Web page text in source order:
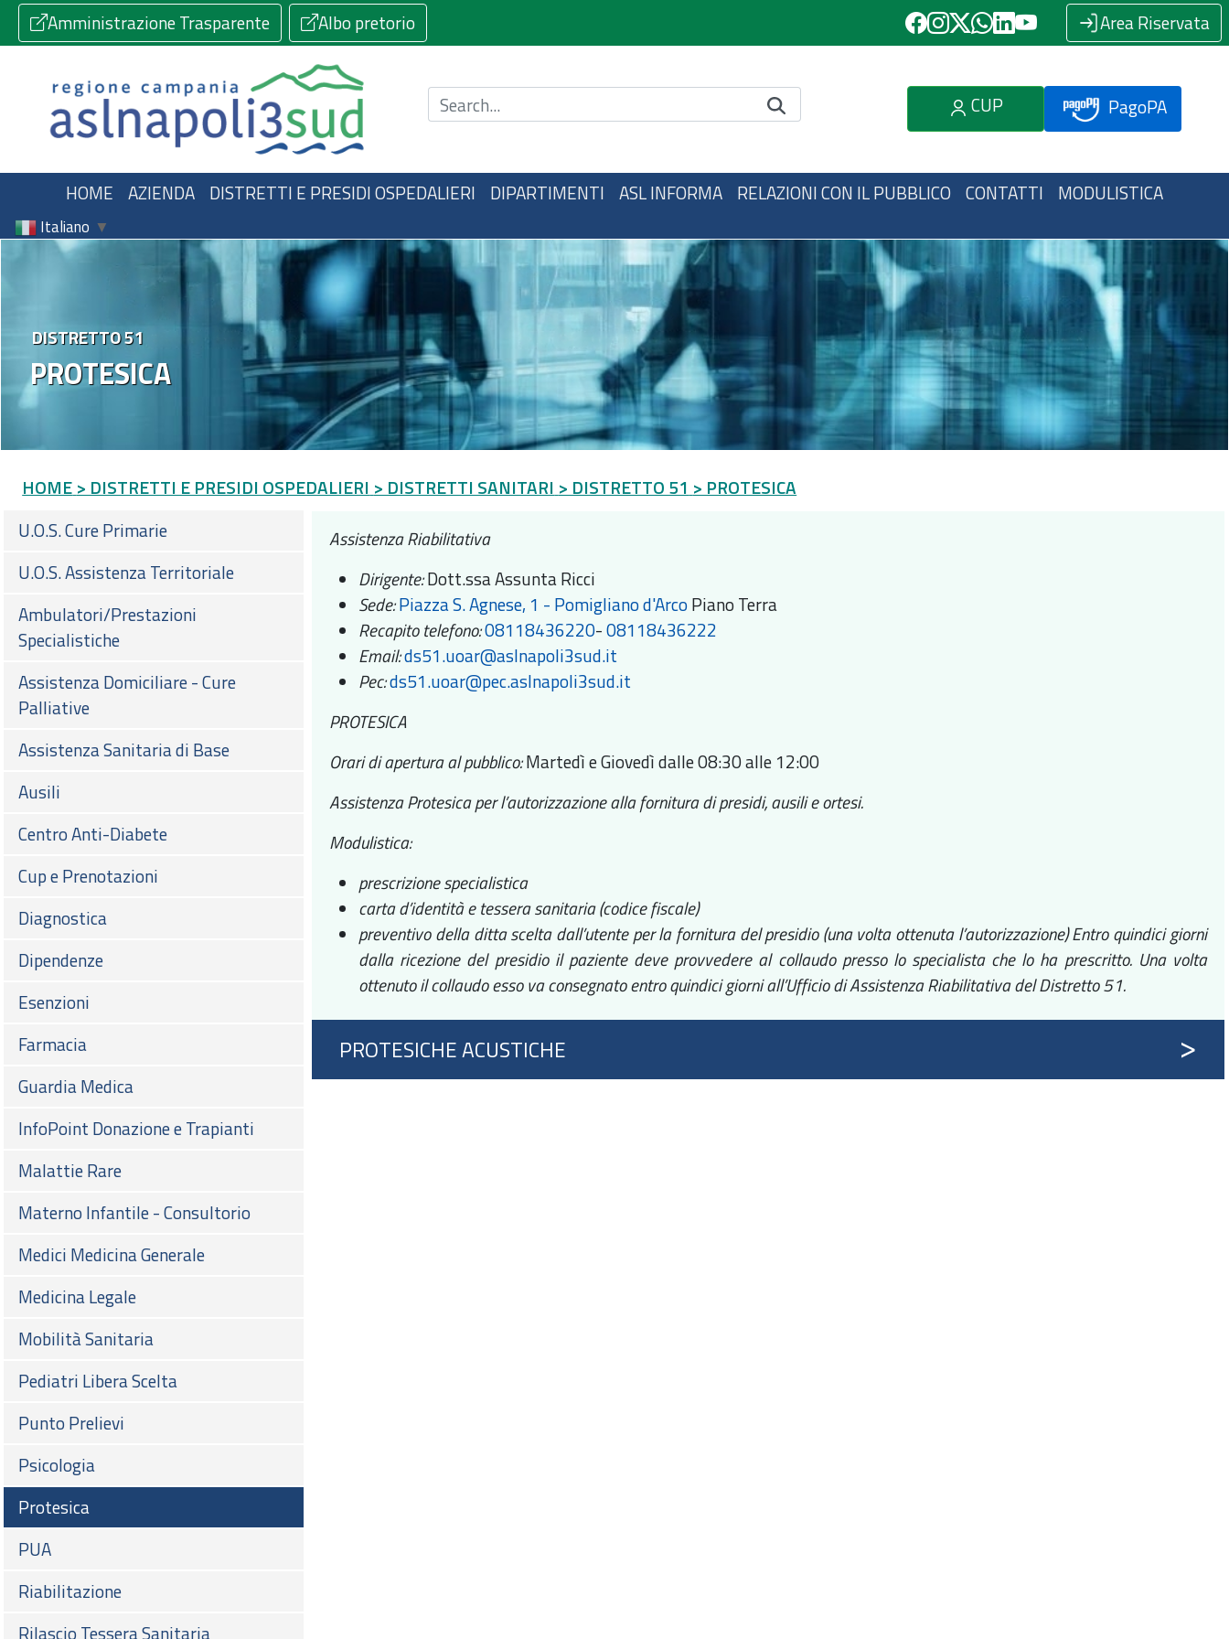
Amministrazione Trasparente Albo pretorio Area Riservata
Cerca nel sito CUP PagoPA
HOME AZIENDA DISTRETTI E PRESIDI OSPEDALIERI DIPARTIMENTI ASL INFORMA RELAZIONI CON IL PUBBLICO CONTATTI MODULISTICA
Italiano ▼
PROTESICA
DISTRETTO 51
HOME > DISTRETTI E PRESIDI OSPEDALIERI > DISTRETTI SANITARI > DISTRETTO 51 > PROTESICA
U.O.S. Cure Primarie
U.O.S. Assistenza Territoriale
Ambulatori/Prestazioni
Specialistiche
Assistenza Domiciliare - Cure
Palliative
Assistenza Sanitaria di Base
Ausili
Centro Anti-Diabete
Cup e Prenotazioni
Diagnostica
Dipendenze
Esenzioni
Farmacia
Guardia Medica
InfoPoint Donazione e Trapianti
Malattie Rare
Materno Infantile - Consultorio
Medici Medicina Generale
Medicina Legale
Mobilità Sanitaria
Pediatri Libera Scelta
Punto Prelievi
Psicologia
Protesica
PUA
Riabilitazione
Rilascio Tessera Sanitaria
Assistenza Riabilitativa
Dirigente:Dott.ssa Assunta Ricci
Sede:Piazza S. Agnese, 1 - Pomigliano d'ArcoPiano Terra
Recapito telefono:08118436220-08118436222
Email:ds51.uoar@aslnapoli3sud.it
Pec:ds51.uoar@pec.aslnapoli3sud.it
PROTESICA
Orari di apertura al pubblico:Martedì e Giovedì dalle 08:30 alle 12:00
Assistenza Protesica per l’autorizzazione alla fornitura di presidi, ausili e ortesi.
Modulistica:
prescrizione specialistica
carta d’identità e tessera sanitaria (codice fiscale)
preventivo della ditta scelta dall’utente per la fornitura del presidio (una volta ottenuta l’autorizzazione) Entro quindici giorni
dalla ricezione del presidio il paziente deve provvedere al collaudo presso lo specialista che lo ha prescritto. Una volta
ottenuto il collaudo esso va consegnato entro quindici giorni all’Ufficio di Assistenza Riabilitativa del Distretto 51.
PROTESICHE ACUSTICHE